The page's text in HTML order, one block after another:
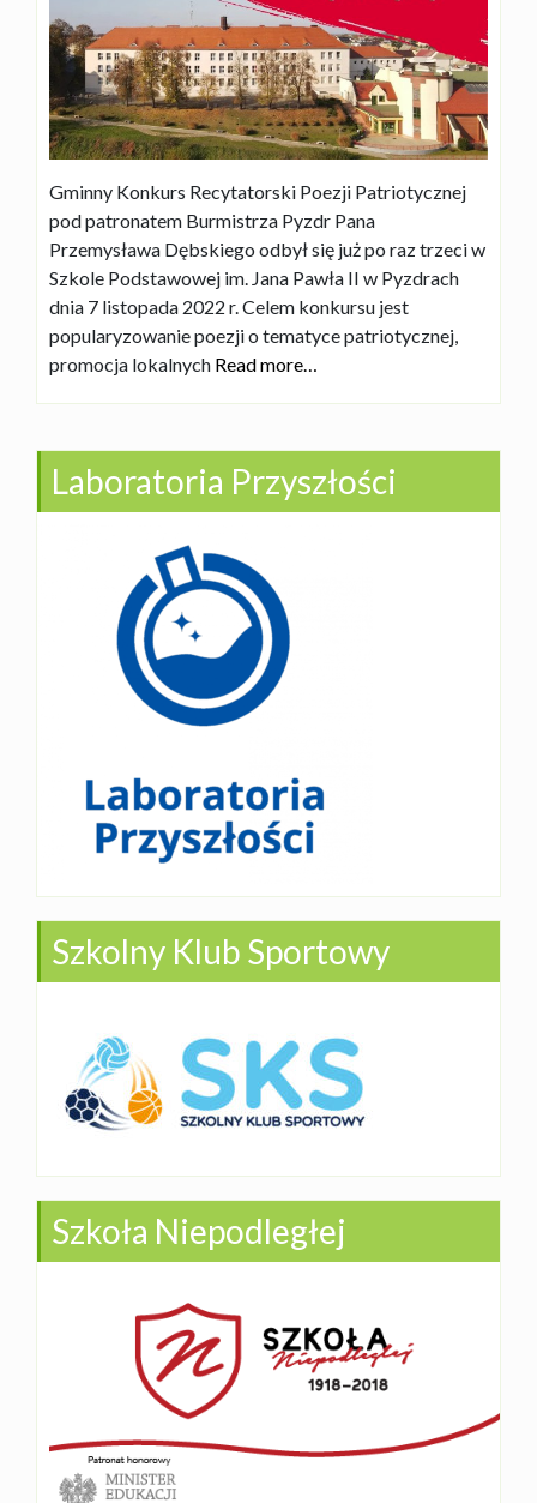
Gminny Konkurs Recytatorski Poezji Patriotycznej
pod patronatem Burmistrza Pyzdr Pana
Przemysława Dębskiego odbył się już po raz trzeci w
Szkole Podstawowej im. Jana Pawła II w Pyzdrach
dnia 7 listopada 2022 r. Celem konkursu jest
popularyzowanie poezji o tematyce patriotycznej,
promocja lokalnych Read more…
Laboratoria Przyszłości
Szkolny Klub Sportowy
Szkoła Niepodległej